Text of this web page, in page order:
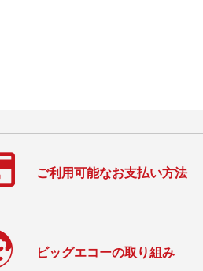
ご利用可能なお支払い方法
ビッグエコーの取り組み